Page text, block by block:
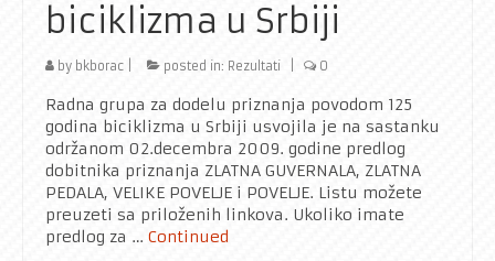
biciklizma u Srbiji
by bkborac posted in: Rezultati 0
Radna grupa za dodelu priznanja povodom 125
godina biciklizma u Srbiji usvojila je na sastanku
održanom 02.decembra 2009. godine predlog
dobitnika priznanja ZLATNA GUVERNALA, ZLATNA
PEDALA, VELIKE POVELJE i POVELJE. Listu možete
preuzeti sa priloženih linkova. Ukoliko imate
predlog za … Continued